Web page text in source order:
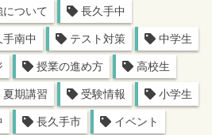
について 長久手中
手南中 テスト対策 中学生
授業の進め方 高校生
夏期講習 受験情報 小学生
長久手市 イベント